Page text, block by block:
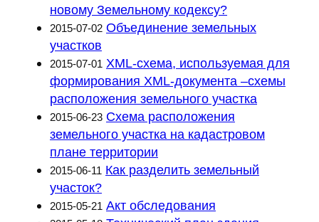
новому Земельному кодексу?
2015-07-02 Объединение земельных
участков
2015-07-01 XML-схема, используемая для
формирования XML-документа –схемы
расположения земельного участка
2015-06-23 Схема расположения
земельного участка на кадастровом
плане территории
2015-06-11 Как разделить земельный
участок?
2015-05-21 Акт обследования